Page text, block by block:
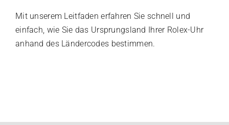
Mit unserem Leitfaden erfahren Sie schnell und
einfach, wie Sie das Ursprungsland Ihrer Rolex-Uhr
anhand des Ländercodes bestimmen.